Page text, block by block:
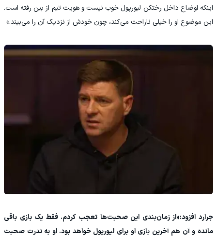
اینکه اوضاع داخل رختکن لیورپول خوب نیست و هویت تیم از بین رفته است.
این موضوع او را خیلی ناراحت می‌کند، چون خودش از نزدیک آن را می‌بیند.»
جرارد افزود:«از زمان‌بندی این صحبت‌ها تعجب کردم. فقط یک بازی باقی
مانده و آن هم آخرین بازی او برای لیورپول خواهد بود. او به ندرت صحبت